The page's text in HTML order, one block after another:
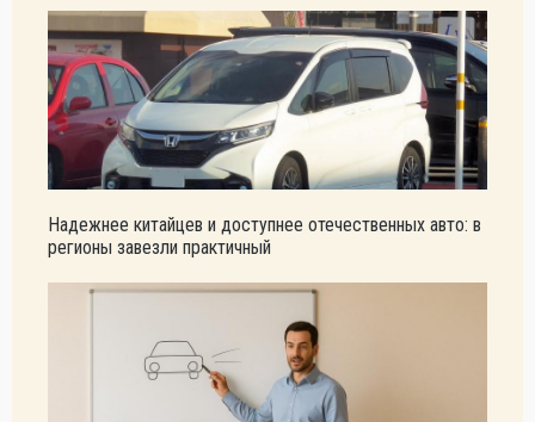
Надежнее китайцев и доступнее отечественных авто: в
регионы завезли практичный